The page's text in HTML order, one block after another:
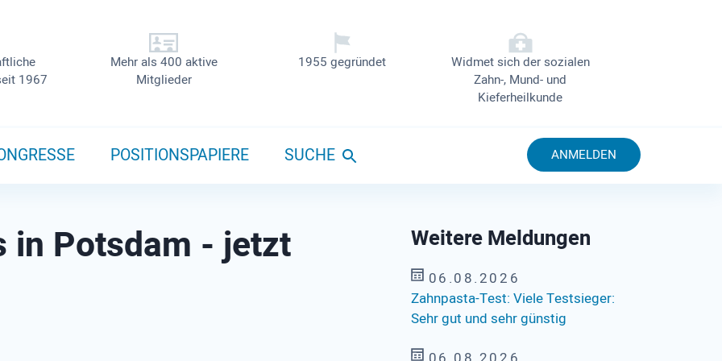
1967
Mehr als 400 aktive
Mitglieder
1955 gegründet
Widmet sich der sozialen
Zahn-, Mund- und
Kieferheilkunde
POSITIONSPAPIERE SUCHE ANMELDEN
in Potsdam - jetzt Weitere Meldungen
06.08.2026
Zahnpasta-Test: Viele Testsieger:
Sehr gut und sehr günstig